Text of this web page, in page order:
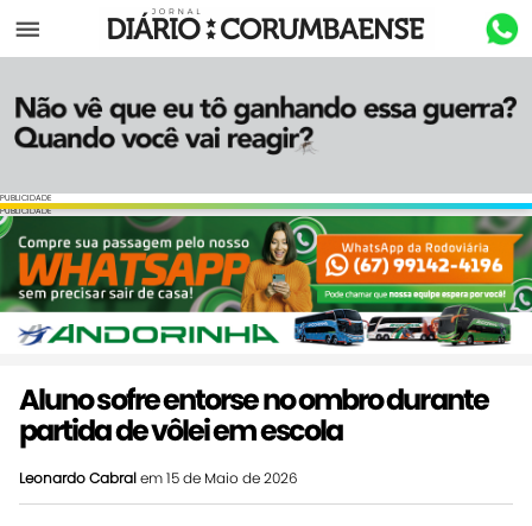
Menu
PUBLICIDADE
PUBLICIDADE
Aluno sofre entorse no ombro durante
partida de vôlei em escola
Leonardo Cabralem 15 de Maio de 2026